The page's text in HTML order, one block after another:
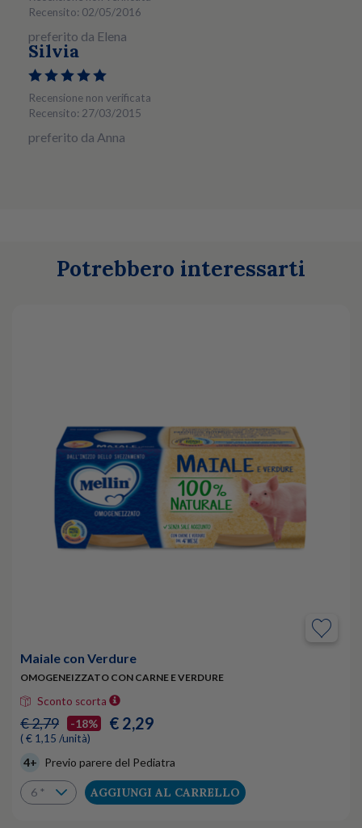
Recensito: 02/05/2016
preferito da Elena
Silvia
Recensione non verificata
Recensito: 27/03/2015
preferito da Anna
Potrebbero interessarti
Maiale con Verdure
OMOGENEIZZATO CON CARNE E VERDURE
Sconto scorta
€ 2,79 -18% € 2,29
( € 1,15 /unità)
4+ Previo parere del Pediatra
AGGIUNGI AL CARRELLO